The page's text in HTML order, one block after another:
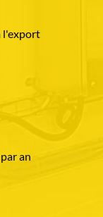
l'export
an